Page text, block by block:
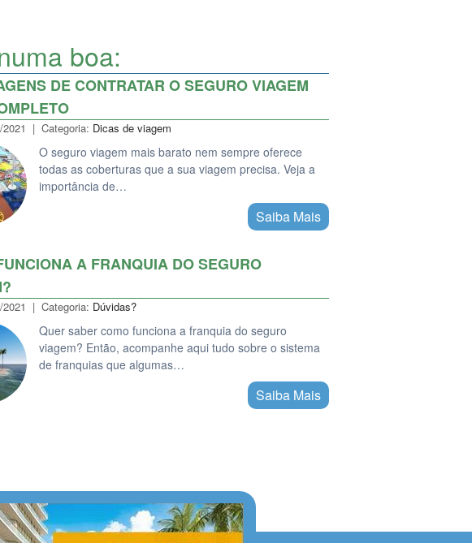
boa:
DE CONTRATAR O SEGURO VIAGEM
2021 | Categoria: Dicas de viagem
O seguro viagem mais barato nem sempre oferece
todas as coberturas que a sua viagem precisa. Veja a
importância de…
Saiba Mais
A FRANQUIA DO SEGURO
2021 | Categoria: Dúvidas?
Quer saber como funciona a franquia do seguro
viagem? Então, acompanhe aqui tudo sobre o sistema
de franquias que algumas…
Saiba Mais